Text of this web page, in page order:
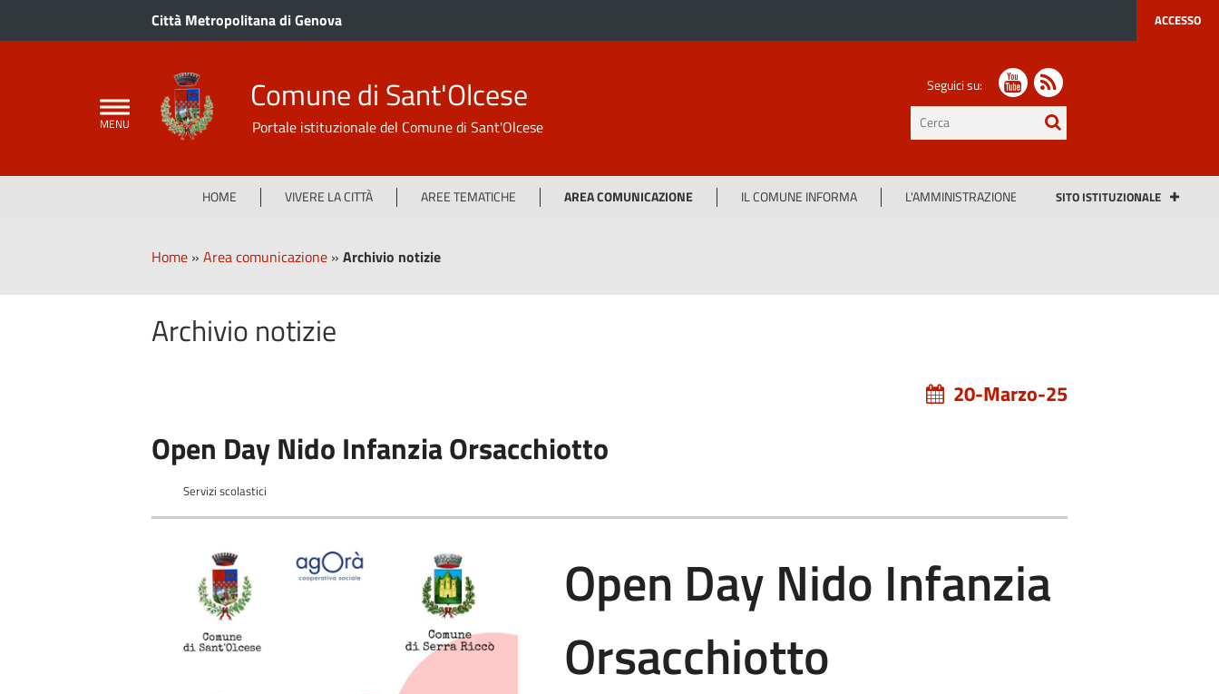
Città Metropolitana di Genova ACCESSO
Comune di Sant'Olcese
Portale istituzionale del Comune di Sant'Olcese
Seguici su:
testo
da
HOME VIVERE LA CITTÀ AREE TEMATICHE AREA COMUNICAZIONE IL COMUNE INFORMA L'AMMINISTRAZIONE SITO ISTITUZIONALE
Home » Area comunicazione » Archivio notizie
Archivio notizie
20-Marzo-25
Open Day Nido Infanzia Orsacchiotto
Servizi scolastici
Open Day Nido Infanzia
Orsacchiotto